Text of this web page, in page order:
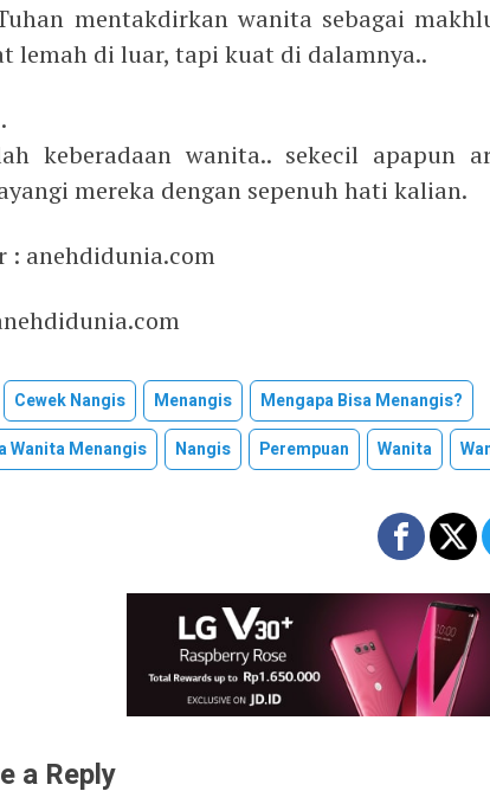
mentakdirkan wanita sebagai
lemah di luar, tapi kuat di dalamnya..
keberadaan wanita.. sekecil apapun
mereka dengan sepenuh hati kalian.
: anehdidunia.com
Cewek Nangis Menangis
Mengapa Bisa Menangis?
Wanita Menangis
Nangis Perempuan Wanita
a Reply